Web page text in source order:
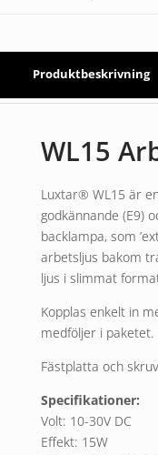
Produktbeskrivning
WL15
Luxtar® WL15 är
godkännande (E9)
backlampa, som
arbetsljus bakom
ljus i slimmat
Kopplas enkelt in
medföljer i paketet.
Fästplatta och
Specifikationer:
Volt: 10-30V DC
Effekt: 15W